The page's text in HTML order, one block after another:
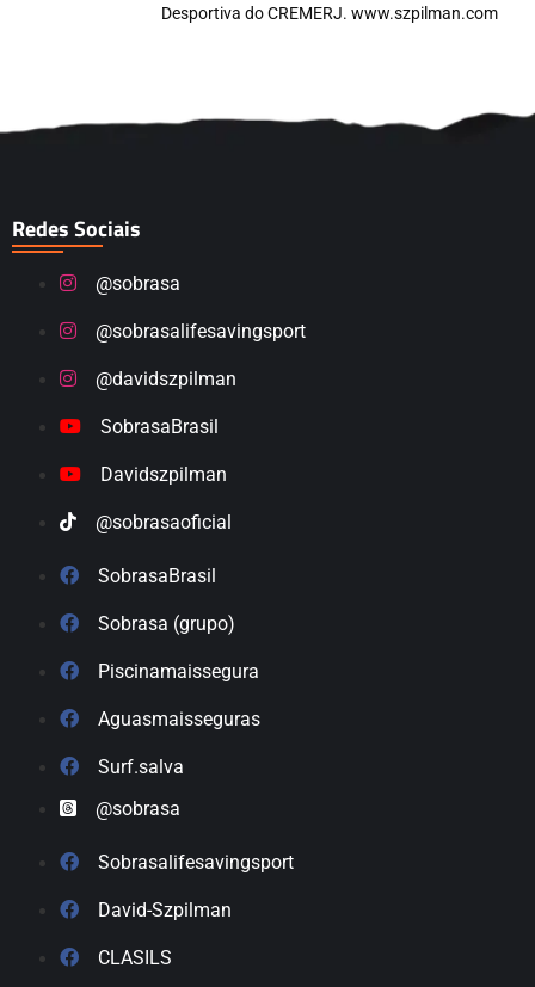
Desportiva do CREMERJ. www.szpilman.com
Redes Sociais
@sobrasa
@sobrasalifesavingsport
@davidszpilman
SobrasaBrasil
Davidszpilman
@sobrasaoficial
SobrasaBrasil
Sobrasa (grupo)
Piscinamaissegura
Aguasmaisseguras
Surf.salva
@sobrasa
Sobrasalifesavingsport
David-Szpilman
CLASILS